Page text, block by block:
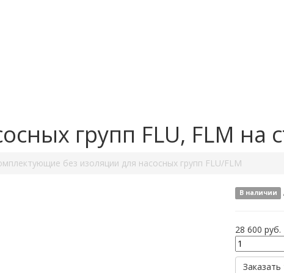
групп FLU, FLM на
без изоляции для насосных групп FLU/FLM
В наличии
28 600руб.
Заказать